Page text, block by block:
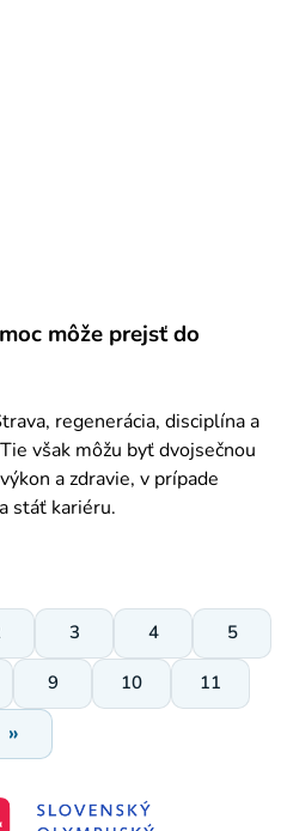
môže prejsť do
regenerácia, disciplína a
však môžu byť dvojsečnou
a zdravie, v prípade
stáť kariéru.
3 4 5
9 10 11
»